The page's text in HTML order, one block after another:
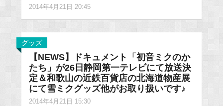
2014年4月21日 20:45
グッズ
【NEWS】ドキュメント「初音ミクのか
たち」が26日静岡第一テレビにて放送決
定＆和歌山の近鉄百貨店の北海道物産展
にて雪ミクグッズ他がお取り扱いです♪
2014年4月21日 15:30